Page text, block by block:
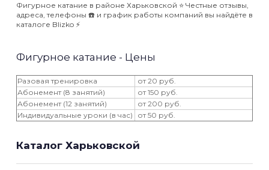
Фигурное катание в районе Харьковской ⭐️ Честные отзывы,
адреса, телефоны ☎️ и график работы компаний вы найдёте в
каталоге Blizko ⚡️
Фигурное катание - Цены
Разовая тренировка
от 20 руб.
Абонемент (8 занятий)
от 150 руб.
Абонемент (12 занятий)
от 200 руб.
Индивидуальные уроки (в час)
от 50 руб.
Каталог Харьковской